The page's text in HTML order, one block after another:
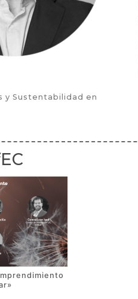
y Sustentabilidad en